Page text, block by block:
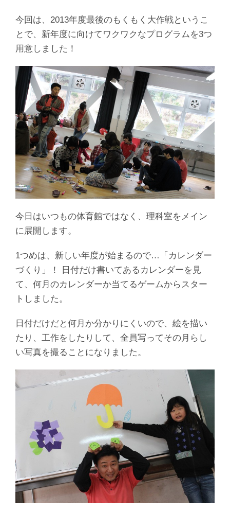
今回は、2013年度最後のもくもく大作戦というこ
とで、新年度に向けてワクワクなプログラムを3つ
用意しました！
今日はいつもの体育館ではなく、理科室をメイン
に展開します。
1つめは、新しい年度が始まるので…「カレンダー
づくり」！ 日付だけ書いてあるカレンダーを見
て、何月のカレンダーか当てるゲームからスター
トしました。
日付だけだと何月か分かりにくいので、絵を描い
たり、工作をしたりして、全員写ってその月らし
い写真を撮ることになりました。